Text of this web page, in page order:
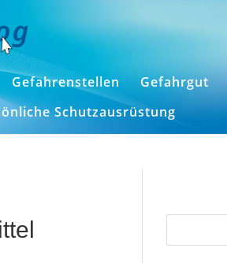
Gefahrenstellen Gefahrgut
Schutzausrüstung